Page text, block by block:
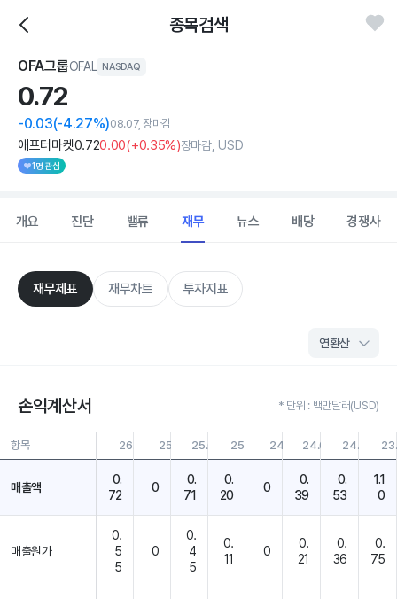
종목검색
OFA그룹OFAL NASDAQ
0.72
-0.03(-4.27%)08.07, 장마감
애프터마켓0.720.00(+0.35%)장마감, USD
1명 관심
개요 진단 밸류 재무 뉴스 배당 경쟁사
재무제표 재무차트 투자지표
손익계산서 * 단위 : 백만달러(USD)
항목 26.03.3125.12.3125.09.3025.03.3124.12.3124.09.3024.03.31
매출액
0.
72
0
0.
71
0.
20
0
0.
39
0.
53
1.1
0
매출원가
0.
5
5
0
0.
4
5
0.
11
0
0.
21
0.
36
0.
75